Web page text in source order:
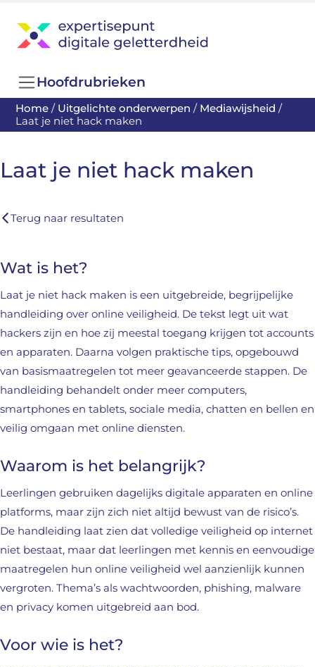
Hoofdrubrieken
Home / Uitgelichte onderwerpen / Mediawijsheid /
Laat je niet hack maken
Laat je niet hack maken
Terug naar resultaten
Wat is het?
Laat je niet hack maken is een uitgebreide, begrijpelijke
handleiding over online veiligheid. De tekst legt uit wat
hackers zijn en hoe zij meestal toegang krijgen tot accounts
en apparaten. Daarna volgen praktische tips, opgebouwd
van basismaatregelen tot meer geavanceerde stappen. De
handleiding behandelt onder meer computers,
smartphones en tablets, sociale media, chatten en bellen en
veilig omgaan met online diensten.
Waarom is het belangrijk?
Leerlingen gebruiken dagelijks digitale apparaten en online
platforms, maar zijn zich niet altijd bewust van de risico’s.
De handleiding laat zien dat volledige veiligheid op internet
niet bestaat, maar dat leerlingen met kennis en eenvoudige
maatregelen hun online veiligheid wel aanzienlijk kunnen
vergroten. Thema’s als wachtwoorden, phishing, malware
en privacy komen uitgebreid aan bod.
Voor wie is het?